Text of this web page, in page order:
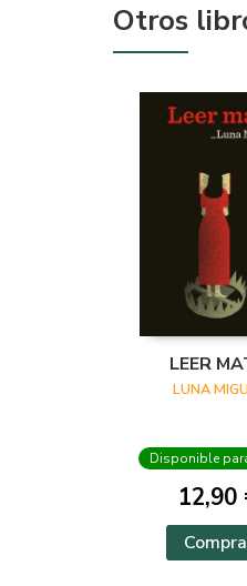
Otros
LEER
LUNA
Disponible
12,90